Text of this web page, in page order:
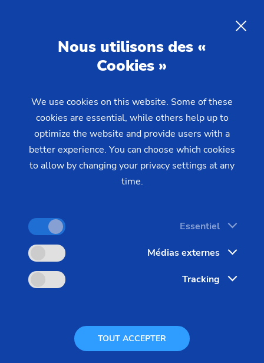
techniques avancées
de fabrication pour les meilleures
performances sur la route
Le secteur du transport et des véhicules utilitaires
fait face à de profonds bouleversements. Il s'agit
de construire des véhicules utilitaires hautement
efficaces et à émissions réduites. EMAG Group
disposition pour vous aider à développer de
nouvelles stratégies de fabrication.
Nous utilisons des «
Cookies »
We use cookies on this website. Some of these
cookies are essential, while others help up to
optimize the website and provide users with a
better experience. You can choose which cookies
to allow by changing your privacy settings at any
time.
Essentiel
Médias externes
Tracking
TOUT ACCEPTER